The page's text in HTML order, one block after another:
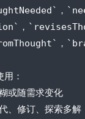
，
，
：
随需求变化
修订、探索多解